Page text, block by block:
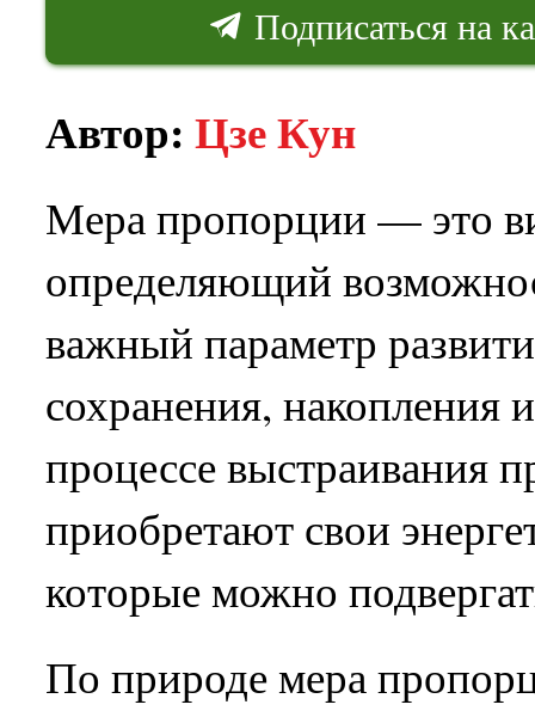
Подписаться на
Автор: Цзе Кун
Мера пропорции — это
определяющий
важный параметр
сохранения, накопления
процессе выстраивания
приобретают свои
которые можно
По природе мера